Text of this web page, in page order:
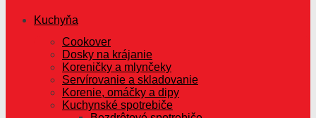
Kuchyňa
Cookover
Dosky na krájanie
Koreničky a mlynčeky
Servírovanie a skladovanie
Korenie, omáčky a dipy
Kuchynské spotrebiče